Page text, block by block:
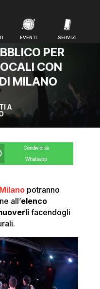
EVENTI SERVIZI
EVENTI SERVIZI
PER
CON
MILANO
A
Condividi su
Whatsapp
Milano potranno
all’elenco
facendogli